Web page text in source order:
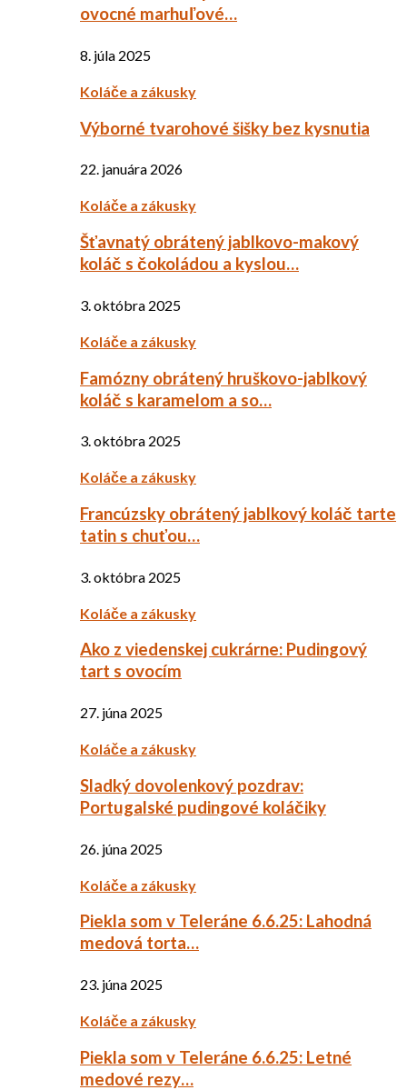
ovocné marhuľové…
8. júla 2025
Koláče a zákusky
Výborné tvarohové šišky bez kysnutia
22. januára 2026
Koláče a zákusky
Šťavnatý obrátený jablkovo-makový
koláč s čokoládou a kyslou…
3. októbra 2025
Koláče a zákusky
Famózny obrátený hruškovo-jablkový
koláč s karamelom a so…
3. októbra 2025
Koláče a zákusky
Francúzsky obrátený jablkový koláč tarte
tatin s chuťou…
3. októbra 2025
Koláče a zákusky
Ako z viedenskej cukrárne: Pudingový
tart s ovocím
27. júna 2025
Koláče a zákusky
Sladký dovolenkový pozdrav:
Portugalské pudingové koláčiky
26. júna 2025
Koláče a zákusky
Piekla som v Teleráne 6.6.25: Lahodná
medová torta…
23. júna 2025
Koláče a zákusky
Piekla som v Teleráne 6.6.25: Letné
medové rezy…